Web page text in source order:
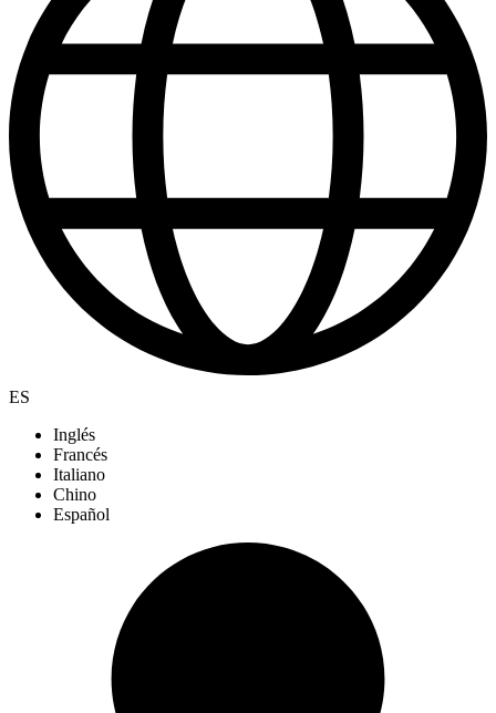
ES
Inglés
Francés
Italiano
Chino
Español